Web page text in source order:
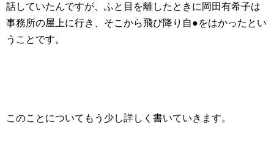
話していたんですが、ふと目を離したときに岡田有希子は
事務所の屋上に行き、そこから飛び降り自●をはかったとい
うことです。
このことについてもう少し詳しく書いていきます。